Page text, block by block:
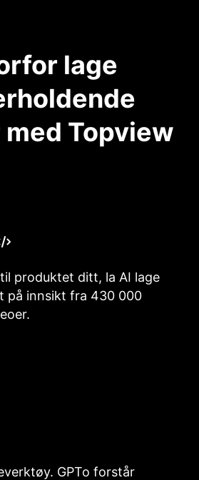
lage
Topview
produktet ditt, la AI lage
på innsikt fra 430 000
GPTo forstår